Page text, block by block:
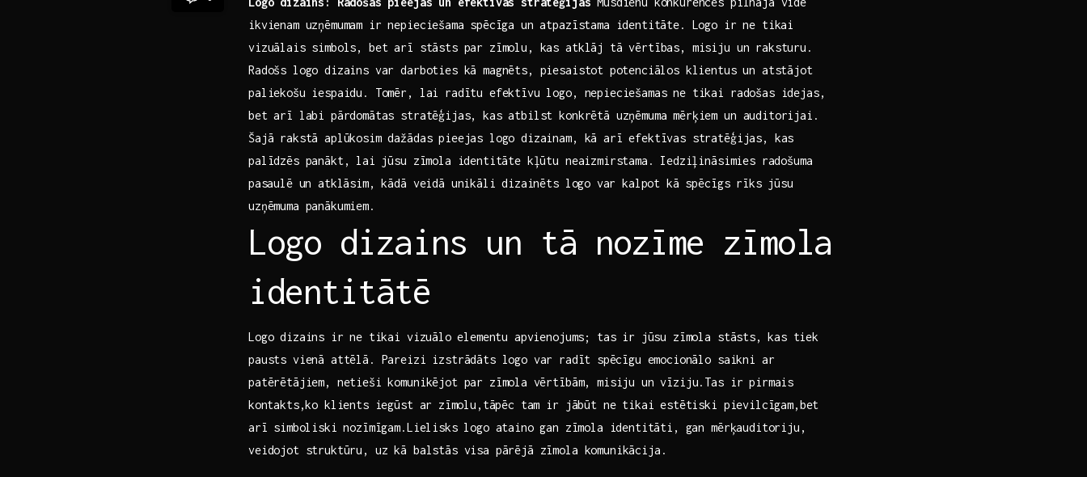
ikvienam uzņēmumam ir nepieciešama⁤ spēcīga un atpazīstama identitāte. Logo ir ​ne tikai
vizuālais simbols, bet arī stāsts par zīmolu, kas atklāj‍ tā vērtības, misiju un raksturu.
Radošs logo dizains var darboties kā‌ magnēts, piesaistot⁢ potenciālos klientus un atstājot
paliekošu iespaidu. Tomēr, lai radītu efektīvu logo,‌ nepieciešamas ‍ne tikai radošas idejas,
bet arī labi pārdomātas stratēģijas, kas atbilst konkrētā uzņēmuma mērķiem un auditorijai.
Šajā rakstā aplūkosim dažādas pieejas logo dizainam, kā arī efektīvas stratēģijas, kas
palīdzēs panākt,⁣ lai ​jūsu ​zīmola identitāte kļūtu neaizmirstama.⁤ Iedziļināsimies radošuma
⁤pasaulē un atklāsim, kādā veidā unikāli⁣ dizainēts logo ⁣var kalpot kā spēcīgs rīks jūsu
uzņēmuma panākumiem.
Logo dizains un tā nozīme zīmola
identitātē
Logo dizains ⁣ir ne ‌tikai vizuālo⁣ elementu apvienojums; tas ir jūsu zīmola stāsts, ⁢kas⁢ tiek
pausts vienā attēlā. Pareizi izstrādāts logo var ⁤radīt⁤ spēcīgu emocionālo saikni ar
patērētājiem, netieši komunikējot par‌ zīmola ⁢vērtībām, ‌misiju un vīziju.Tas ir pirmais
⁣kontakts,ko klients iegūst ar⁢ zīmolu,tāpēc ‍tam ir‍ jābūt ne tikai estētiski pievilcīgam,bet
arī ⁢simboliski nozīmīgam.Lielisks logo ataino ⁤gan zīmola ​identitāti, gan mērķauditoriju,
veidojot struktūru, uz kā balstās visa pārējā zīmola komunikācija.